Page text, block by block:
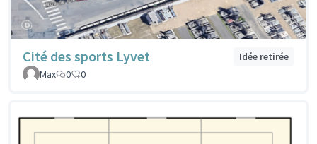
Cité des sports Lyvet
Idée retirée
Max
0 0